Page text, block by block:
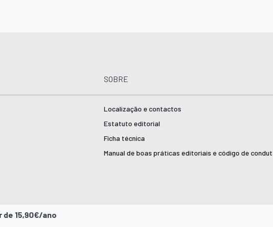
SOBRE
Localização e contactos
Estatuto editorial
Ficha técnica
Manual de boas práticas editoriais e código de
de 15,90€/ano